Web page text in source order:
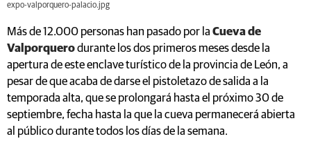
expo-valporquero-palacio.jpg
Más de 12.000 personas han pasado por la Cueva de
Valporquerodurante los dos primeros meses desde la
apertura de este enclave turístico de la provincia de León, a
pesar de que acaba de darse el pistoletazo de salida a la
temporada alta, que se prolongará hasta el próximo 30 de
septiembre, fecha hasta la que la cueva permanecerá abierta
al público durante todos los días de la semana.